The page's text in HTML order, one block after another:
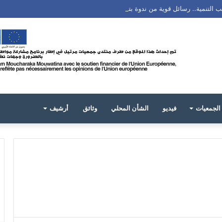
التنمية.. رسائل قوية من ندوة بتطوان
فيديو الشأن المحلي وثائق أرشيف